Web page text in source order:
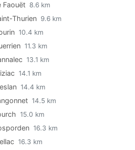
Faouët 8.6 km
Thurien 9.6 km
10.4 km
11.3 km
13.1 km
14.1 km
14.4 km
14.5 km
15.0 km
16.3 km
16.3 km